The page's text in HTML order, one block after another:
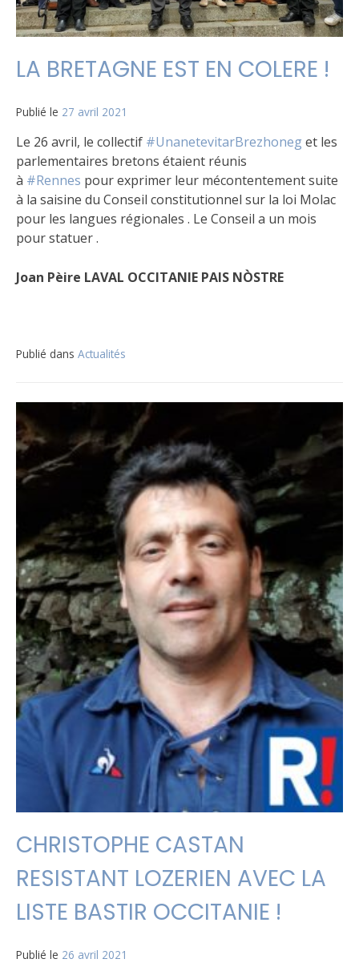
LA BRETAGNE EST EN COLERE !
Publié le 27 avril 2021
Le 26 avril, le collectif #UnanetevitarBrezhoneget les
parlementaires bretons étaient réunis
à #Rennes pour exprimer leur mécontentement suite
à la saisine du Conseil constitutionnel sur la loi Molac
pour les langues régionales . Le Conseil a un mois
pour statuer .
Joan Pèire LAVAL OCCITANIE PAIS NÒSTRE
Publié dans Actualités
CHRISTOPHE CASTAN
RESISTANT LOZERIEN AVEC LA
LISTE BASTIR OCCITANIE !
Publié le 26 avril 2021